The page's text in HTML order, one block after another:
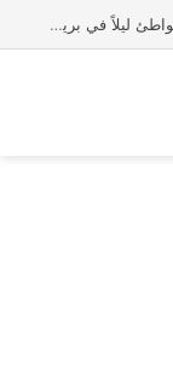
صحيفة “الميرور”: لا ترسلوا أبناءكم لحفلات الشواطئ ليلاً في بريطانيا